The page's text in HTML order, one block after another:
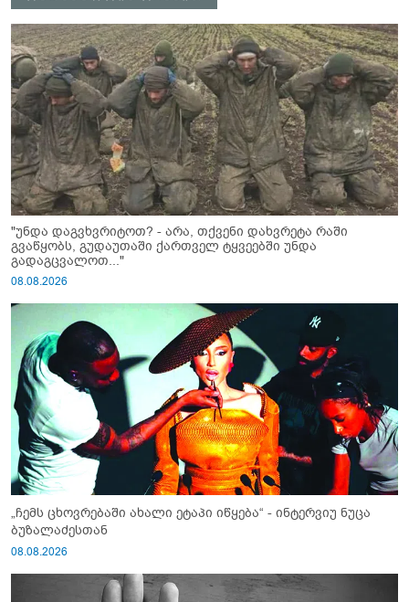
"უნდა დაგვხვრიტოთ? - არა, თქვენი დახვრეტა რაში
გვაწყობს, გუდაუთაში ქართველ ტყვეებში უნდა
გადაგცვალოთ..."
08.08.2026
„ჩემს ცხოვრებაში ახალი ეტაპი იწყება“ - ინტერვიუ ნუცა
ბუზალაძესთან
08.08.2026